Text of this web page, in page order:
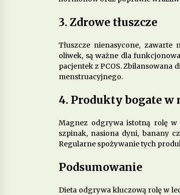
3. Zdrowe tłuszcze
Tłuszcze nienasycone,
oliwek, są ważne dla
pacjentek z PCOS. Zbilansowana
menstruacyjnego.
4. Produkty bogate w
Magnez odgrywa istotną rolę
szpinak, nasiona dyni, banany
Regularne spożywanie tych
Podsumowanie
Dieta odgrywa kluczową rolę w